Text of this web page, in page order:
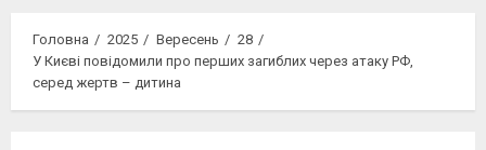
Головна 2025 Вересень
28
У Києві повідомили про перших загиблих через атаку РФ,
серед жертв – дитина